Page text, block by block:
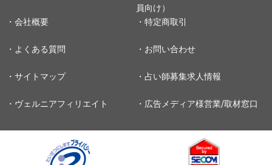
員向け）
・会社概要
・特定商取引
・よくある質問 ・お問い合わせ
・サイトマップ ・占い師募集求人情報
・ヴェルニアフィリエイト ・広告メディア様営業/取材窓口